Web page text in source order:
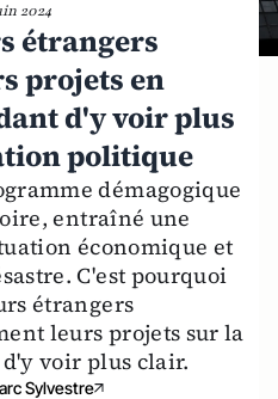
2024
étrangers
projets en
d'y voir plus
politique
démagogique
entraîné une
économique et
C'est pourquoi
étrangers
leurs projets sur la
voir plus clair.
Sylvestre